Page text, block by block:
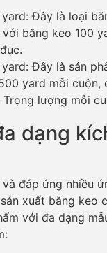
Đây là loại
băng keo 100
Đây là sản
yard mỗi cuộn,
lượng mỗi
dạng
đáp ứng nhiều
xuất băng keo
với đa dạng